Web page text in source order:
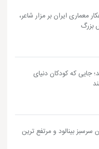
معماری ایران بر مزار شاعر،
بزرگ
جایی که کودکان دنیای
بینالود و مرتفع ترین